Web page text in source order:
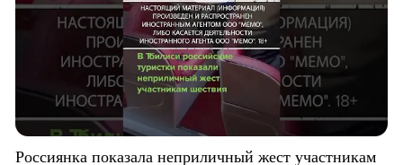
Россиянка показала неприличный жест участникам